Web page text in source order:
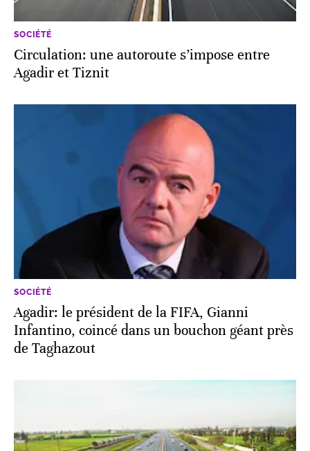
SOCIÉTÉ
Circulation: une autoroute s’impose entre
Agadir et Tiznit
SOCIÉTÉ
Agadir: le président de la FIFA, Gianni
Infantino, coincé dans un bouchon géant près
de Taghazout